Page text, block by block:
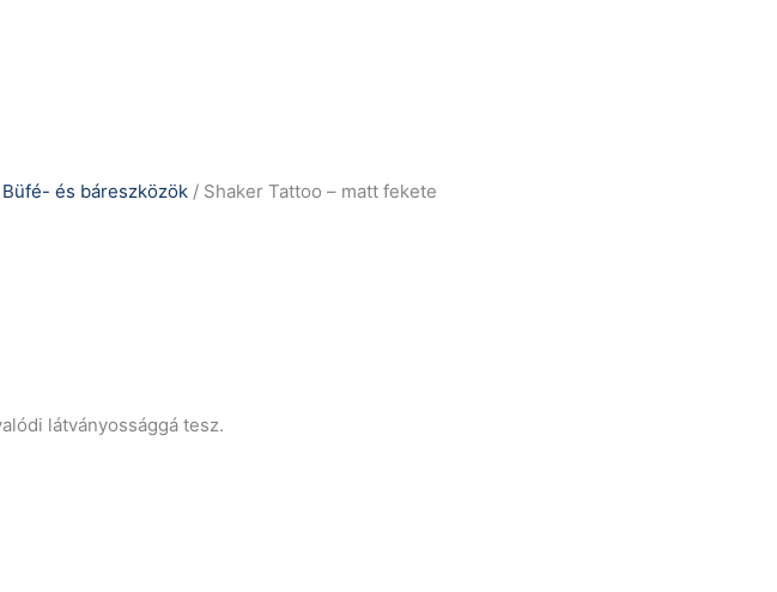
Büfé- és báreszközök / Shaker Tattoo – matt fekete
látványossággá tesz.